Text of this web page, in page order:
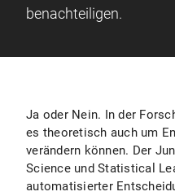
benachteiligen.
Ja oder Nein. In der
es theoretisch auch um
verändern können. Der
Science und Statistical
automatisierter